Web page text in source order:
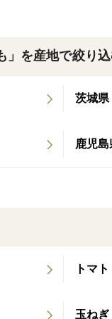
り同様、でんぷん
じゃがバターなど
ろけて美味しいです
」を産地で絞り
茨城県
鹿児島
トマト
玉ねぎ